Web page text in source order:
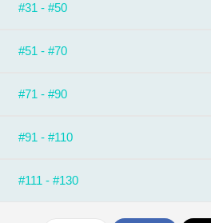
#31 - #50
#51 - #70
#71 - #90
#91 - #110
#111 - #130